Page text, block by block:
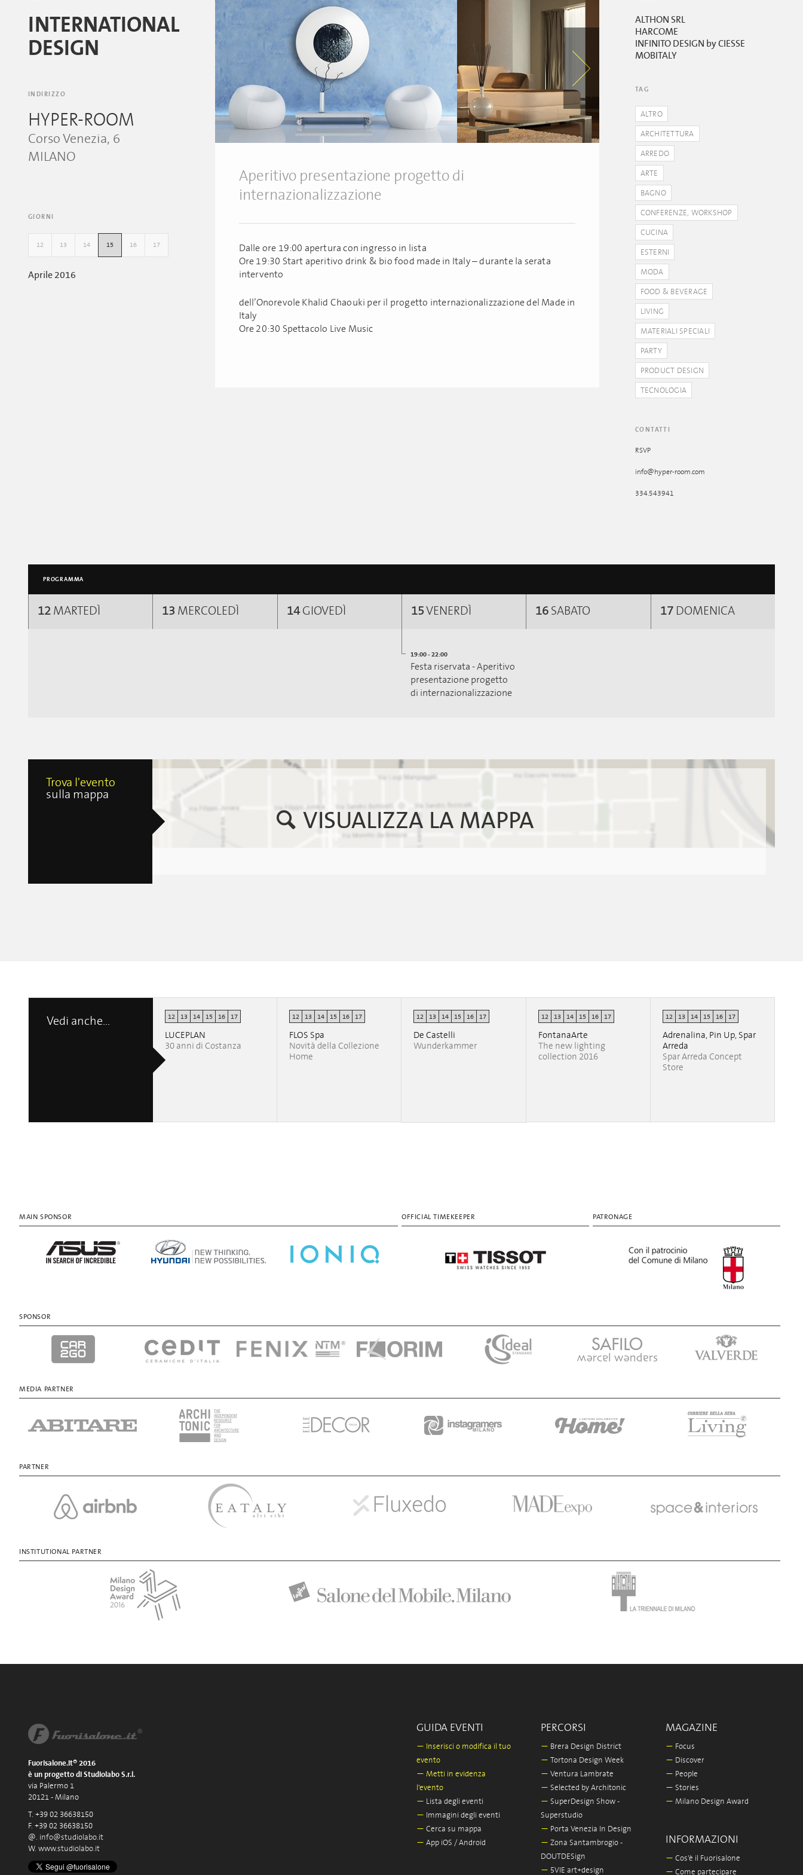
INTERNATIONAL
DESIGN
INDIRIZZO
HYPER-ROOM
Corso Venezia, 6
MILANO
GIORNI
12 13 14 15 16 17
Aprile 2016
Aperitivo presentazione progetto di
internazionalizzazione
Dalle ore 19:00 apertura con ingresso in lista
Ore 19:30 Start aperitivo drink & bio food made in Italy – durante la serata
intervento
dell’Onorevole Khalid Chaouki per il progetto internazionalizzazione del Made in
Italy
Ore 20:30 Spettacolo Live Music
ALTHON SRL
HARCOME
INFINITO DESIGN by CIESSE
MOBITALY
TAG
ALTRO
ARCHITETTURA
ARREDO
ARTE
BAGNO
CONFERENZE, WORKSHOP
CUCINA
ESTERNI
MODA
FOOD & BEVERAGE
LIVING
MATERIALI SPECIALI
PARTY
PRODUCT DESIGN
TECNOLOGIA
CONTATTI
RSVP
info@hyper-room.com
334.543941
PROGRAMMA
12 MARTEDÌ 13 MERCOLEDÌ 14GIOVEDÌ 15VENERDÌ
19:00 - 22:00
Festa riservata - Aperitivo
presentazione progetto
di internazionalizzazione
16 SABATO 17DOMENICA
Trova l'evento
sulla mappa
VISUALIZZA LA MAPPA
Vedi anche... 12 13 14 15 16 17
LUCEPLAN
30 anni di Costanza
12 13 14 15 16 17
FLOS Spa
Novità della Collezione
Home
12 13 14 15 16 17
De Castelli
Wunderkammer
12 13 14 15 16 17
FontanaArte
The new lighting
collection 2016
12 13 14 15 16 17
Adrenalina, Pin Up, Spar
Arreda
Spar Arreda Concept
Store
MAIN SPONSOR OFFICIAL TIMEKEEPER PATRONAGE
SPONSOR
MEDIA PARTNER
PARTNER
INSTITUTIONAL PARTNER
Fuorisalone.it® 2016
è un progetto di Studiolabo S.r.l.
via Palermo 1
20121 - Milano
T. +39 02 36638150
F. +39 02 36638150
@. info@studiolabo.it
W. www.studiolabo.it
GUIDA EVENTI
— Inserisci o modifica il tuo
evento
— Metti in evidenza
l'evento
— Lista degli eventi
— Immagini degli eventi
— Cerca su mappa
— App iOS / Android
PERCORSI
— Brera Design District
— Tortona Design Week
— Ventura Lambrate
— Selected by Architonic
— SuperDesign Show -
Superstudio
— Porta Venezia In Design
— Zona Santambrogio -
DOUTDESign
— 5VIE art+design
MAGAZINE
— Focus
— Discover
— People
— Stories
— Milano Design Award
INFORMAZIONI
— Cos'è il Fuorisalone
— Come partecipare